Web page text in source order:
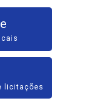
licitações